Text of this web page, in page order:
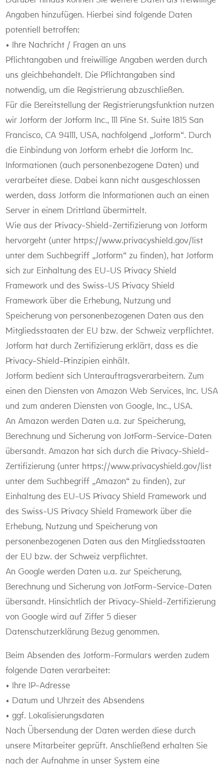
Angaben hinzufügen. Hierbei sind folgende Daten
potentiell betroffen:
• Ihre Nachricht / Fragen an uns
Pflichtangaben und freiwillige Angaben werden durch
uns gleichbehandelt. Die Pflichtangaben sind
notwendig, um die Registrierung abzuschließen.
Für die Bereitstellung der Registrierungsfunktion nutzen
wir Jotform der Jotform Inc., 111 Pine St. Suite 1815 San
Francisco, CA 94111, USA, nachfolgend „Jotform“. Durch
die Einbindung von Jotform erhebt die Jotform Inc.
Informationen (auch personenbezogene Daten) und
verarbeitet diese. Dabei kann nicht ausgeschlossen
werden, dass Jotform die Informationen auch an einen
Server in einem Drittland übermittelt.
Wie aus der Privacy-Shield-Zertifizierung von Jotform
hervorgeht (unter https://www.privacyshield.gov/list
unter dem Suchbegriff „Jotform“ zu finden), hat Jotform
sich zur Einhaltung des EU-US Privacy Shield
Framework und des Swiss-US Privacy Shield
Framework über die Erhebung, Nutzung und
Speicherung von personenbezogenen Daten aus den
Mitgliedsstaaten der EU bzw. der Schweiz verpflichtet.
Jotform hat durch Zertifizierung erklärt, dass es die
Privacy-Shield-Prinzipien einhält.
Jotform bedient sich Unterauftragsverarbeitern. Zum
einen den Diensten von Amazon Web Services, Inc. USA
und zum anderen Diensten von Google, Inc., USA.
An Amazon werden Daten u.a. zur Speicherung,
Berechnung und Sicherung von JotForm-Service-Daten
übersandt. Amazon hat sich durch die Privacy-Shield-
Zertifizierung (unter https://www.privacyshield.gov/list
unter dem Suchbegriff „Amazon“ zu finden), zur
Einhaltung des EU-US Privacy Shield Framework und
des Swiss-US Privacy Shield Framework über die
Erhebung, Nutzung und Speicherung von
personenbezogenen Daten aus den Mitgliedsstaaten
der EU bzw. der Schweiz verpflichtet.
An Google werden Daten u.a. zur Speicherung,
Berechnung und Sicherung von JotForm-Service-Daten
übersandt. Hinsichtlich der Privacy-Shield-Zertifizierung
von Google wird auf Ziffer 5 dieser
Datenschutzerklärung Bezug genommen.
Beim Absenden des Jotform-Formulars werden zudem
folgende Daten verarbeitet:
• Ihre IP-Adresse
• Datum und Uhrzeit des Absendens
• ggf. Lokalisierungsdaten
Nach Übersendung der Daten werden diese durch
unsere Mitarbeiter geprüft. Anschließend erhalten Sie
nach der Aufnahme in unser System eine